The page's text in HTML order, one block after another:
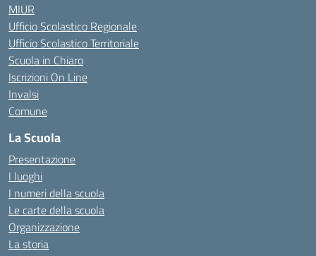
MIUR
Ufficio Scolastico Regionale
Ufficio Scolastico Territoriale
Scuola in Chiaro
Iscrizioni On Line
Invalsi
Comune
La Scuola
Presentazione
I luoghi
I numeri della scuola
Le carte della scuola
Organizzazione
La storia